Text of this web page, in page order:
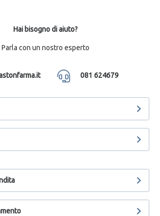
Hai bisogno di aiuto?
Parla con un nostro esperto
081 624679